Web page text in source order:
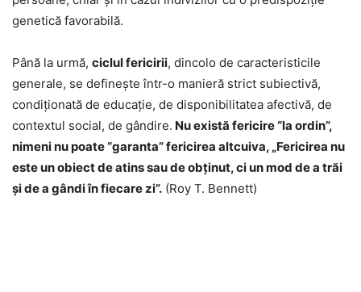
genetică favorabilă.
Până la urmă, ciclul fericirii, dincolo de caracteristicile
generale, se defineşte într-o manieră strict subiectivă,
condiţionată de educaţie, de disponibilitatea afectivă, de
contextul social, de gândire. Nu există fericire “la ordin”,
nimeni nu poate “garanta” fericirea altcuiva, „Fericirea nu
este un obiect de atins sau de obținut, ci un mod de a trăi
și de a gândi în fiecare zi”. (Roy T. Bennett)